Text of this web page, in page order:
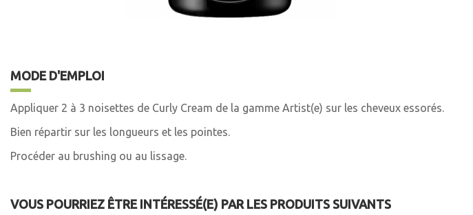
MODE D'EMPLOI
Appliquer 2 à 3 noisettes de Curly Cream de la gamme Artist(e) sur les cheveux essorés.
Bien répartir sur les longueurs et les pointes.
Procéder au brushing ou au lissage.
VOUS POURRIEZ ÊTRE INTÉRESSÉ(E) PAR LES PRODUITS SUIVANTS